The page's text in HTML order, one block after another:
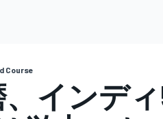
Course
インデ